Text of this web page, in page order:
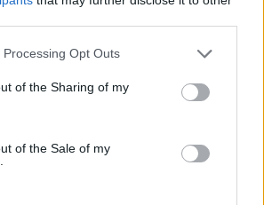
website/app uses one or more Google
or usage behaviour. You may click to
to Google and its third-party tags to
specified purposes in below Google
Opt Outs
of the Sharing of my
of the Sale of my
feltételei:
de még nem vagy 65
infók itt:https://bit.ly/2NIBjql